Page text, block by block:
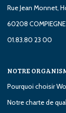
Rue Jean Monnet,
60208
01.83.80 23 00
NOTRE
Pourquoi choisir
Notre charte de